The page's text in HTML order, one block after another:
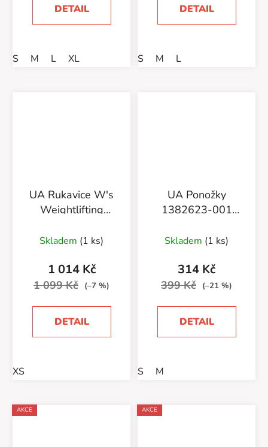
DETAIL
S M L XL
DETAIL
S M L
UA Rukavice W's
Weightlifting
001 BLK
Skladem (1 ks)
1 014 Kč
1 099 Kč (–7 %)
DETAIL
XS
UA Ponožky
1382623-001
3pk-BLK
Skladem (1 ks)
314 Kč
399 Kč (–21 %)
DETAIL
S M
AKCE AKCE